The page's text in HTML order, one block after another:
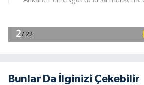
Bunlar Da İlginizi Çekebilir